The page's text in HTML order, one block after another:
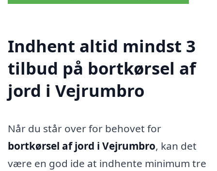
Indhent altid mindst 3
tilbud på bortkørsel af
jord i Vejrumbro
Når du står over for behovet for
bortkørsel af jord i Vejrumbro, kan det
være en god ide at indhente minimum tre